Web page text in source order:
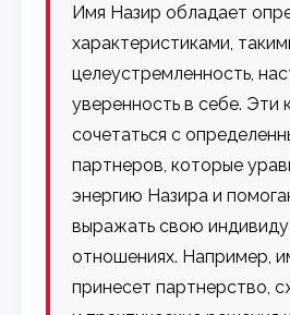
Имя Назир обладает
характеристиками,
целеустремленность,
уверенность в себе. Эти
сочетаться с
партнеров, которые
энергию Назира и
выражать свою
отношениях. Например,
принесет партнерство,